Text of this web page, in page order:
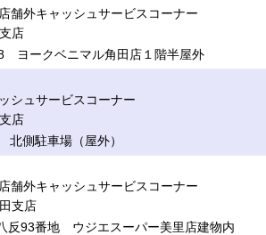
店舗外キャッシュサービスコーナー
店
ヨークベニマル角田店１階半屋外
シュサービスコーナー
店
側駐車場（屋外）
店舗外キャッシュサービスコーナー
支店
反93番地 ウジエスーパー美里店建物内